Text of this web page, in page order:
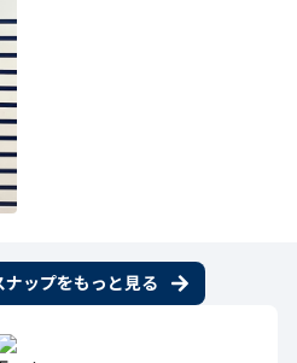
ナップをもっと見る